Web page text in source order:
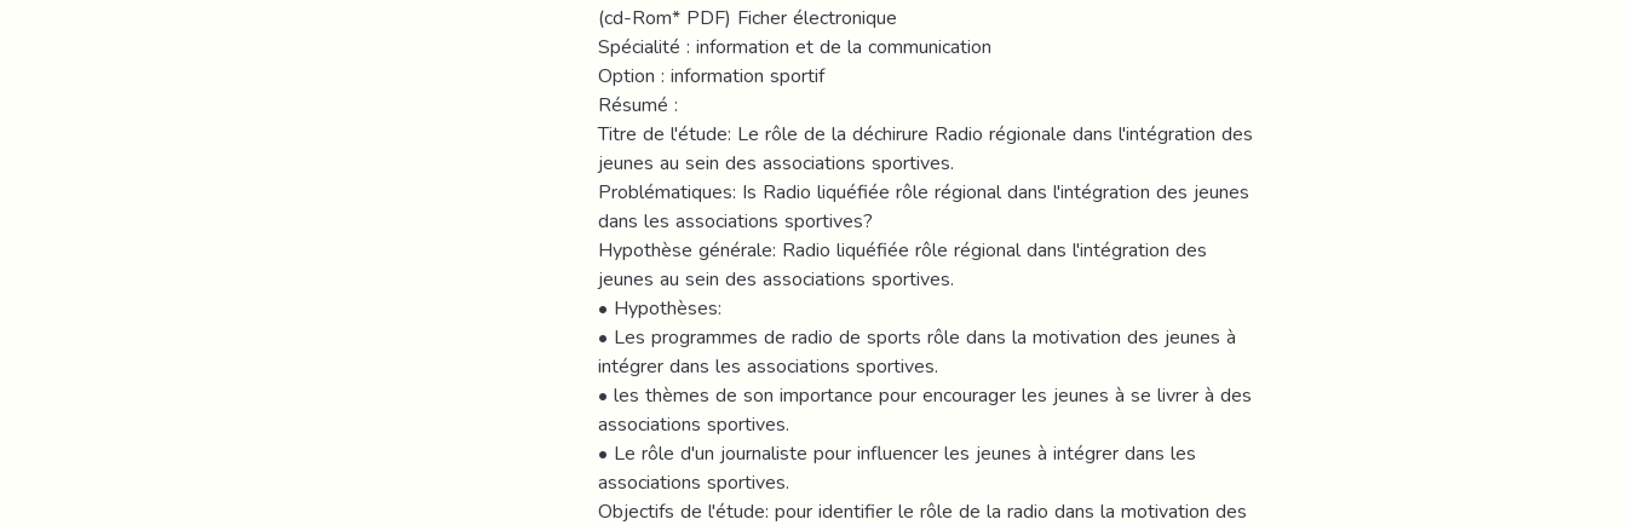
(cd-Rom* PDF) Ficher électronique
Spécialité : information et de la communication
Option : information sportif
Résumé :
Titre de l'étude: Le rôle de la déchirure Radio régionale dans l'intégration des
jeunes au sein des associations sportives.
Problématiques: Is Radio liquéfiée rôle régional dans l'intégration des jeunes
dans les associations sportives?
Hypothèse générale: Radio liquéfiée rôle régional dans l'intégration des
jeunes au sein des associations sportives.
• Hypothèses:
• Les programmes de radio de sports rôle dans la motivation des jeunes à
intégrer dans les associations sportives.
• les thèmes de son importance pour encourager les jeunes à se livrer à des
associations sportives.
• Le rôle d'un journaliste pour influencer les jeunes à intégrer dans les
associations sportives.
Objectifs de l'étude: pour identifier le rôle de la radio dans la motivation des